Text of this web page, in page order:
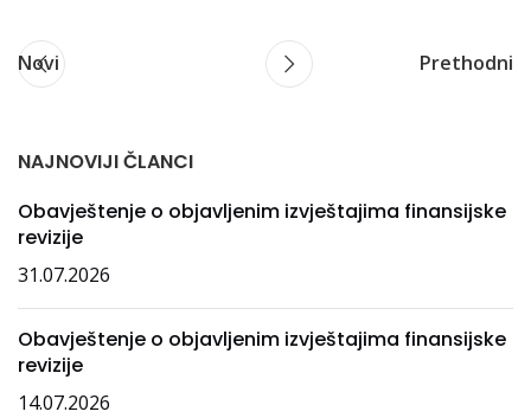
Novi Prethodni
NAJNOVIJI ČLANCI
Obavještenje o objavljenim izvještajima finansijske
revizije
31.07.2026
Obavještenje o objavljenim izvještajima finansijske
revizije
14.07.2026